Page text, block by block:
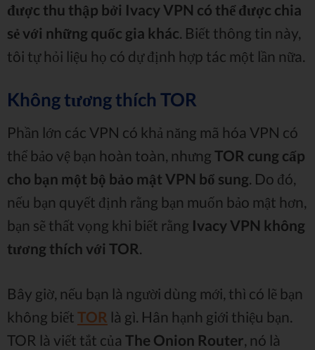
được thu thập bởi Ivacy VPN có thể được chia
sẻ với những quốc gia khác. Biết thông tin này,
tôi tự hỏi liệu họ có dự định hợp tác một lần nữa.
Không tương thích TOR
Phần lớn các VPN có khả năng mã hóa VPN có
thể bảo vệ bạn hoàn toàn, nhưng TOR cung cấp
cho bạn một bộ bảo mật VPN bổ sung. Do đó,
nếu bạn quyết định rằng bạn muốn bảo mật hơn,
bạn sẽ thất vọng khi biết rằng Ivacy VPN không
tương thích với TOR.
Bây giờ, nếu bạn là người dùng mới, thì có lẽ bạn
không biết TOR là gì. Hân hạnh giới thiệu bạn.
TOR là viết tắt của The Onion Router, nó là